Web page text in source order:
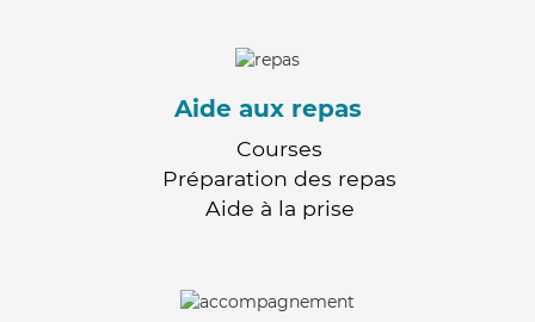
Aide aux repas
Courses
Préparation des repas
Aide à la prise